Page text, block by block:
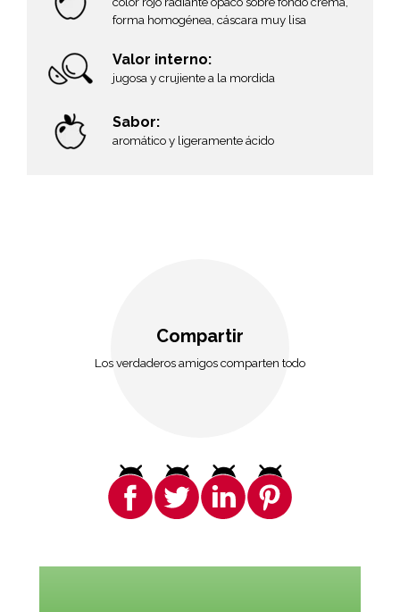
forma homogénea, cáscara muy lisa
Valor interno:
jugosa y crujiente a la mordida
Sabor:
aromático y ligeramente ácido
Compartir
Los verdaderos amigos comparten todo